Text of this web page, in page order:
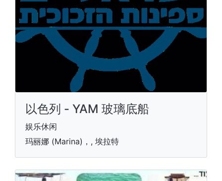
以色列 - YAM 玻璃底船
娱乐休闲
玛丽娜 (Marina)，, 埃拉特